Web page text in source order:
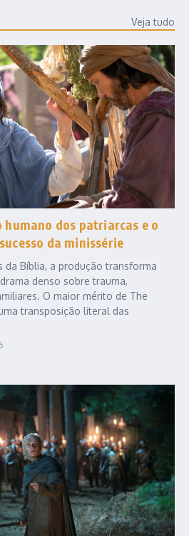
Veja tudo
dos patriarcas e o
da minissérie
da Bíblia, a produção transforma
denso sobre trauma,
O maior mérito de The
transposição literal das